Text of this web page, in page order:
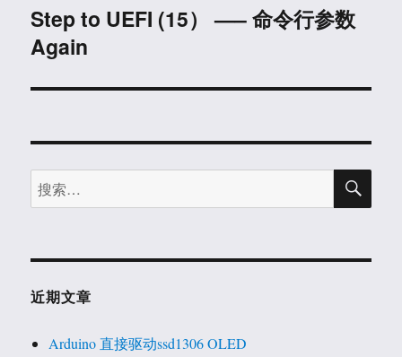
下
篇
章：
Step to UEFI (15） —– 命令行参数
Again
搜
索：
搜
近期文章
Arduino 直接驱动ssd1306 OLED